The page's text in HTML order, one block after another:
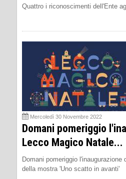
Quattro i riconoscimenti dell'Ente
Mercoledì 30 Novembre 2022
Domani pomeriggio
Lecco Magico Natale...
Domani pomeriggio
della mostra 'Uno scatto in avanti'